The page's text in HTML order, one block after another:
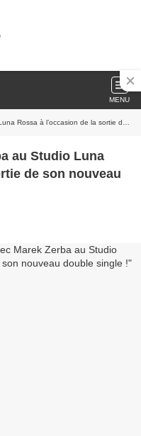
MENU
de la sortie de son nouveau double single !
au Studio Luna
de son nouveau